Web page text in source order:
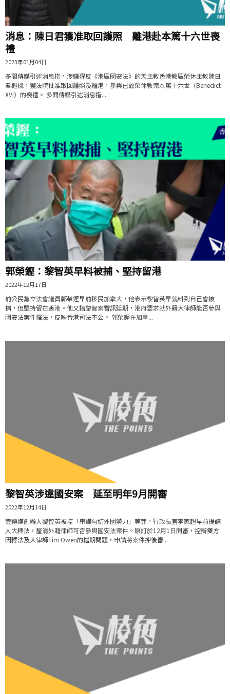
消息：陳日君獲准取回護照 離港赴本篤十六世喪
禮
2023年01月04日
多間傳媒引述消息指，涉嫌違反《港區國安法》的天主教香港教區榮休主教陳日
君樞機，獲法院批准取回護照及離港，參與已故榮休教宗本篤十六世（Benedict
XVI）的喪禮。 多間傳媒引述消息指...
郭榮鏗：黎智英早料被捕、堅持留港
2022年12月17日
前公民黨立法會議員郭榮鏗早前移民加拿大，他表示黎智英早就料到自己會被
捕，但堅持留在香港。他又指黎智案審訊延期，港府要求就外籍大律師能否參與
國安法案件釋法，反映香港司法不公。 郭榮鏗在加拿...
黎智英涉違國安案 延至明年9月開審
2022年12月14日
壹傳媒創辦人黎智英被控「串謀勾結外國勢力」等罪，行政長官李家超早前提請
人大釋法，釐清外藉律師可否參與國安法案件。原訂於12月1日開審，控辯雙方
因釋法及大律師Tim Owen的檔期問題，申請將案件押後審...